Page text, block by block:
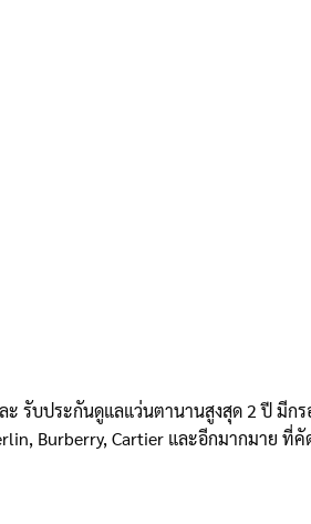
ะ รับประกันดูแลแว่นตานานสูงสุด 2 ปี มีก
Burberry, Cartier และอีกมากมาย ที่คั